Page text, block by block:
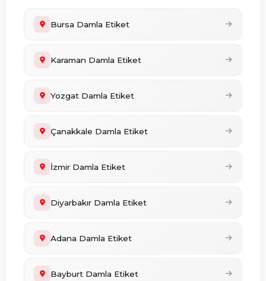
Bursa Damla Etiket
Karaman Damla Etiket
Yozgat Damla Etiket
Çanakkale Damla Etiket
İzmir Damla Etiket
Diyarbakır Damla Etiket
Adana Damla Etiket
Bayburt Damla Etiket